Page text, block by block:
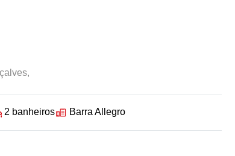
2 banheiros Barra Allegro